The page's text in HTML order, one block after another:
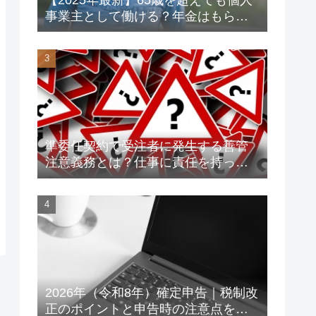
事業主として働ける？年金はもらえ
る？老後資金対策も解説！
準委任契約で受注者に発生する善管
注意義務とは？仕事に責任を持って
トラブルを未然に防ごう！
2026年（令和8年）確定申告｜税制改
正のポイントと申告時の注意点をわ